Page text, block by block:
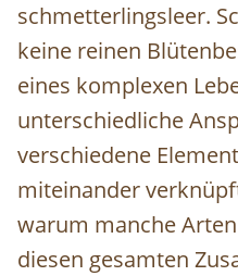
schmetterlingsleer.
keine reinen
eines komplexen
unterschiedliche
verschiedene
miteinander
warum manche
diesen gesamten